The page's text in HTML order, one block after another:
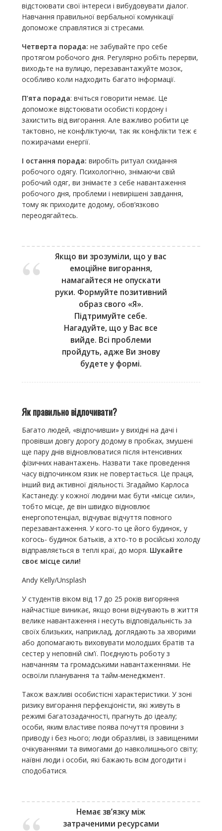
відстоювати свої інтереси і вибудовувати діалог.
Навчання правильної вербальної комунікації
допоможе справлятися зі стресами.
Четверта порада: не забувайте про себе
протягом робочого дня. Регулярно робіть перерви,
виходьте на вулицю, перезавантажуйте мозок,
особливо коли надходить багато інформації.
П’ята порада: вчіться говорити немає. Це
допоможе відстоювати особисті кордону і
захистить від вигорання. Але важливо робити це
тактовно, не конфліктуючи, так як конфлікти теж є
пожирачами енергії.
І остання порада: виробіть ритуал скидання
робочого одягу. Психологічно, знімаючи свій
робочий одяг, ви знімаєте з себе навантаження
робочого дня, проблеми і невирішені завдання,
тому як приходите додому, обов’язково
переодягайтесь.
Якщо ви зрозуміли, що у вас
емоційне вигорання,
намагайтеся не опускати
руки. Формуйте позитивний
образ свого «Я».
Підтримуйте себе.
Нагадуйте, що у Вас все
вийде. Всі проблеми
пройдуть, адже Ви знову
будете у формі.
Як правильно відпочивати?
Багато людей, «відпочивши» у вихідні на дачі і
провівши довгу дорогу додому в пробках, змушені
ще пару днів відновлюватися після інтенсивних
фізичних навантажень. Назвати таке проведення
часу відпочинком язик не повертається. Це праця,
інший вид активної діяльності. Згадаймо Карлоса
Кастанеду: у кожної людини має бути «місце сили»,
тобто місце, де він швидко відновлює
енергопотенціал, відчуває відчуття повного
перезавантаження. У кого-то це його будинок, у
когось- будинок батьків, а хто-то в російські холоду
відправляється в теплі краї, до моря. Шукайте
своє місце сили!
Andy Kelly/Unsplash
У студентів віком від 17 до 25 років вигоряння
найчастіше виникає, якщо вони відчувають в життя
велике навантаження і несуть відповідальність за
своїх близьких, наприклад, доглядають за хворими
або допомагають виховувати молодших братів та
сестер у неповній сім’ї. Поєднують роботу з
навчанням та громадськими навантаженнями. Не
освоїли планування та тайм-менеджмент.
Також важливі особистісні характеристики. У зоні
ризику вигорання перфекціоністи, які живуть в
режимі багатозадачності, прагнуть до ідеалу;
особи, яким властиве поява почуття провини з
приводу і без нього; люди образливі, із завищеними
очікуваннями та вимогами до навколишнього світу;
наївні люди і особи, які бажають всім догодити і
сподобатися.
Немає зв’язку між
затраченими ресурсами